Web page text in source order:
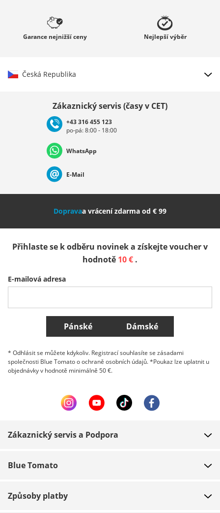
Garance nejnižší ceny Nejlepšívýběr
Česká Republika
Deutschland Österreich
Nederland Italia (Italiano) Italien (Deutsch)
Slovenija
Belgique (Français) Danmark Norge
Všechny země
Zákaznický servis (časy v CET)
+43 316 455 123
po-pá: 8:00 - 18:00
WhatsApp
E-Mail
Dopravaa vrácení zdarma od € 99
Přihlaste se k odběru novinek a získejte voucher v
hodnotě 10 € .
E-mailová adresa
Pánské Dámské
* Odhlásit se můžete kdykoliv. Registrací souhlasíte se zásadami
společnosti Blue Tomato o ochraně osobních údajů. *Poukaz lze uplatnit u
objednávky v hodnotě minimálně 50 €.
Zákaznický servis a Podpora
Platba
Blue Tomato
Způsoby platby